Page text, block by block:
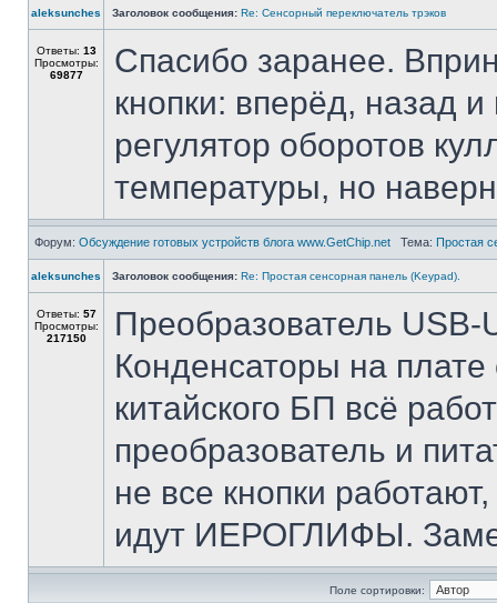
aleksunches Заголовок сообщения: Re: Сенсорный переключатель трэков
Ответы: 13
Просмотры:
69877
Спасибо заранее.
кнопки: вперёд, назад
регулятор оборотов
температуры, но
Форум: Обсуждение готовых устройств блога www.GetChip.net Тема: Простая
aleksunches Заголовок сообщения: Re: Простая сенсорная панель (Keypad).
Ответы: 57
Просмотры:
217150
Преобразователь USB-
Конденсаторы на плате
китайского БП всё
преобразователь и
не все кнопки
идут ИЕРОГЛИФЫ.
Поле сортировки: